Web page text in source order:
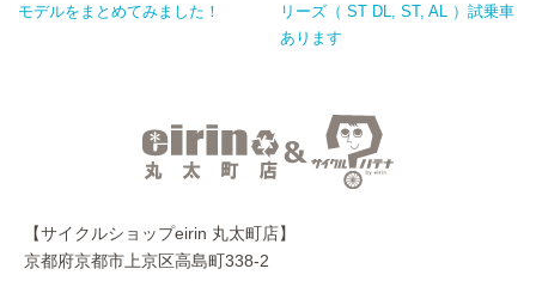
モデルをまとめてみました！
リーズ（ ST DL, ST, AL ）試乗車
あります
【サイクルショップeirin 丸太町店】
京都府京都市上京区高島町338-2